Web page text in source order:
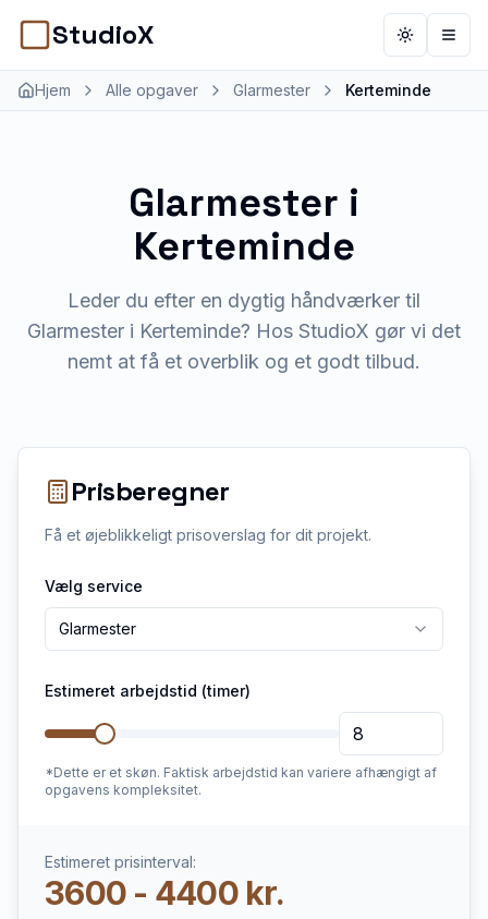
StudioX ToggleÅbn
Hjem Alle opgaver Glarmester Kerteminde
Glarmester i
Kerteminde
Leder du efter en dygtig håndværker til
Glarmester i Kerteminde? Hos StudioX gør vi det
nemt at få et overblik og et godt tilbud.
Prisberegner
Få et øjeblikkeligt prisoverslag for dit projekt.
Vælg service
Glarmester
Estimeret arbejdstid (timer)
*Dette er et skøn. Faktisk arbejdstid kan variere afhængigt af
opgavens kompleksitet.
Estimeret prisinterval:
3600 - 4400 kr.